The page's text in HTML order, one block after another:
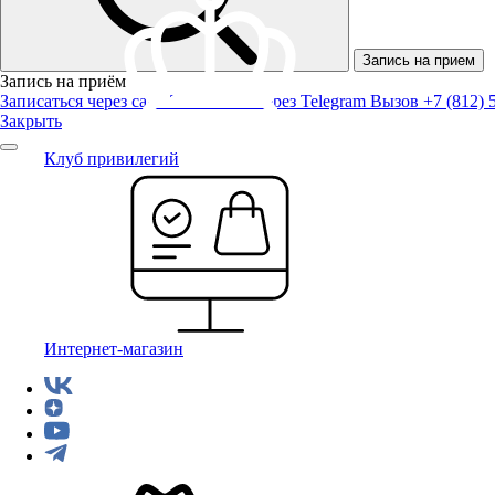
Запись на прием
Запись на приём
Записаться через сайт Записаться через Telegram Вызов +7 (812)
Закрыть
Клуб привилегий
Интернет-магазин